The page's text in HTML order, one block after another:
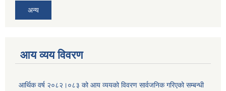
अन्य
आय व्यय विवरण
आर्थिक वर्ष २०८२।०८३ को आय व्ययको विवरण सार्वजनिक गरिएको सम्बन्धी